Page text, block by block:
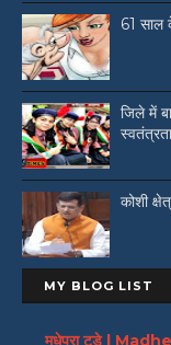
61 साल
जिले में
कोशी
MY BLOG LIST
मधेपुरा टुडे |